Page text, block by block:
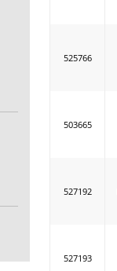
525766
503665
527192
527193